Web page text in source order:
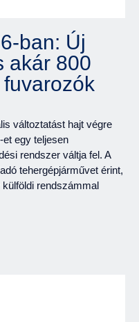
ban: Új
akár 800
változtatást hajt végre
egy teljesen
rendszer váltja fel. A
tehergépjárművet érint,
külföldi rendszámmal